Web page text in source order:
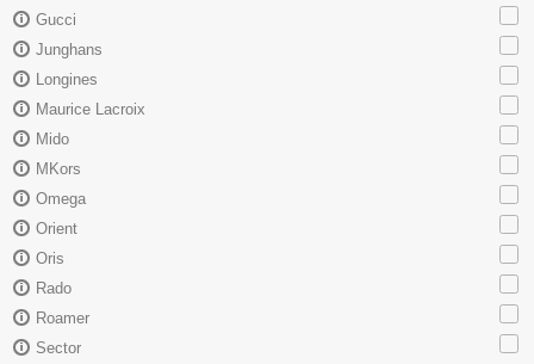
Gucci
Junghans
Longines
Maurice Lacroix
Mido
MKors
Omega
Orient
Oris
Rado
Roamer
Sector